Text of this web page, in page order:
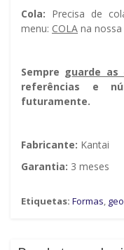
Cola: Precisa de
menu: COLA na
Sempre guarde as
referências e
futuramente.
Fabricante: Kantai
Garantia: 3 meses
Etiquetas: Formas,